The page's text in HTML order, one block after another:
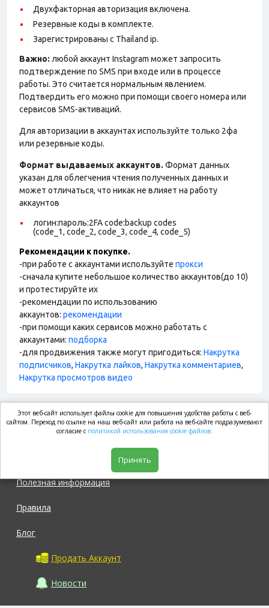
Двухфакторная авторизация включена.
Резервные коды в комплекте.
Зарегистрированы с Thailand ip.
Важно: любой аккаунт Instagram может запросить
подтверждение по SMS при входе или в процессе
работы. Это считается нормальным явлением.
Подтвердить его можно при помощи своего номера или
сервисов SMS-активаций.
Для авторизации в аккаунтах используйте только 2фа
или резервные коды.
Формат выдаваемых аккаунтов. Формат данных
указан для облегчения чтения полученных данных и
может отличаться, что никак не влияет на работу
аккаунтов
логин:пароль:2FA code:backup codes
(code_1, code_2, code_3, code_4, code_5)
Рекомендации к покупке.
-при работе с аккаунтами используйте прокси
-сначала купите небольшое количество аккаунтов(до 10)
и протестируйте их
-рекомендации по использованию
аккаунтов: рекомендации
-при помощи каких сервисов можно работать с
аккаунтами: подборка
-для продвижения также могут пригодиться: Накрутка
подписчиков, Накрутка лайков, Накрутка комментариев,
Накрутка просмотров видео
market.com
Полезная информация
Правила
Блог
Продать Аккаунт
Новости
Этот веб-сайт использует файлы cookie для повышения удобства работы с веб-
сайтом. Переход по ссылке на наш веб-сайт или работа на веб-сайте подразумевают
согласие с политикой использования cookie файлов.
Принять